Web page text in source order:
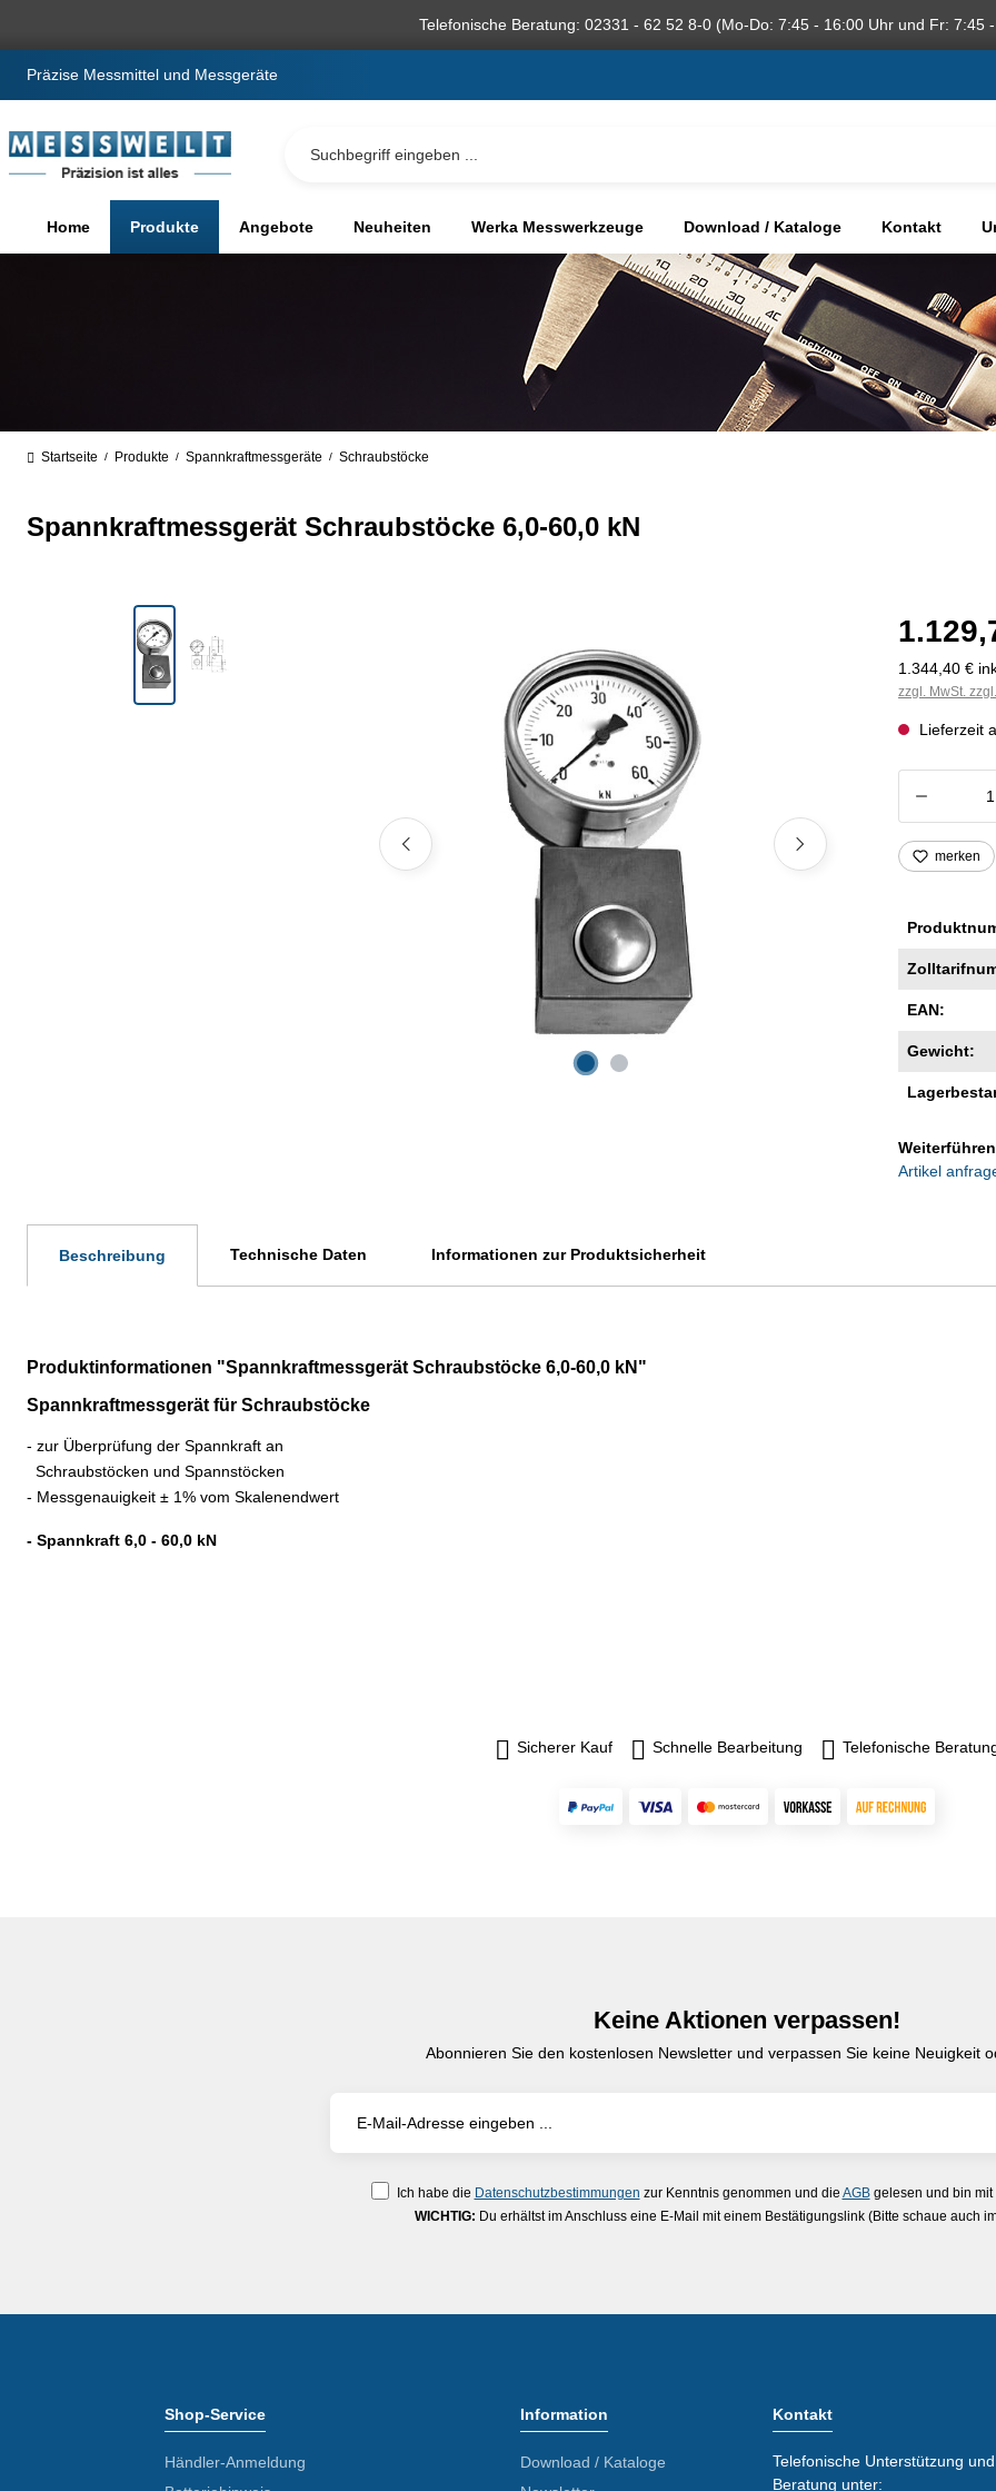
Telefonische Beratung: 02331 - 62 52 8-0 (Mo-Do: 7:45 - 16:00 Uhr und Fr: 7:45
Präzise Messmittel und Messgeräte
Home Produkte Angebote Neuheiten Werka Messwerkzeuge Download / Kataloge Kontakt
Startseite / Produkte / Spannkraftmessgeräte / Schraubstöcke
Spannkraftmessgerät Schraubstöcke 6,0-60,0 kN
Bildergalerie überspringen
1.344,40 €
zzgl. MwSt.
Lieferzeit
merken
EAN:
Gewicht:
Artikel
Beschreibung Technische Daten Informationen zur Produktsicherheit
Produktinformationen "Spannkraftmessgerät Schraubstöcke 6,0-60,0 kN"
Spannkraftmessgerät für Schraubstöcke
- zur Überprüfung der Spannkraft an
Schraubstöcken und Spannstöcken
- Messgenauigkeit ± 1% vom Skalenendwert
- Spannkraft 6,0 - 60,0 kN
Sicherer Kauf Schnelle Bearbeitung Telefonische
Keine Aktionen verpassen!
Abonnieren Sie den kostenlosen Newsletter und verpassen Sie keine Neuigkeit
Ich habe die Datenschutzbestimmungen zur Kenntnis genommen und die AGBgelesen und bin mit
WICHTIG: Du erhältst im Anschluss eine E-Mail mit einem Bestätigungslink (Bitte schaue auch
Shop-Service
Händler-Anmeldung
Information
Download / Kataloge
Kontakt
Telefonische Unterstützung und
Beratung unter: